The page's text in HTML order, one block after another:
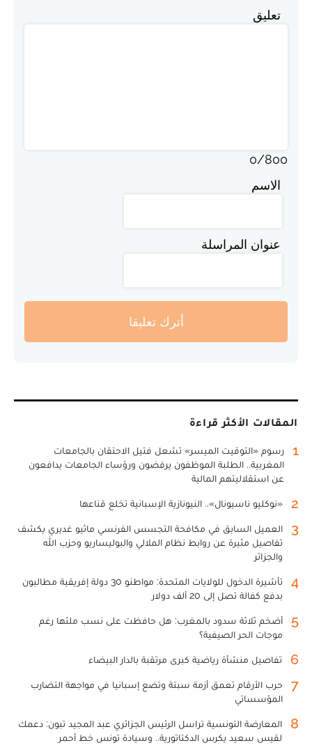
تعليق
0/800
الاسم
عنوان المراسلة
أترك تعليقا
المقالات الأكثر قراءة
1
رسوم «التوقيت الميسر» تشعل فتيل الاحتقان بالجامعات
المغربية.. الطلبة الموظفون يرفضون ورؤساء الجامعات يدافعون
عن استقلاليتهم المالية
2 «نوكليو ناسيونال».. النيونازية الإسبانية تخلع قناعها
3
العميل السابق في مكافحة التجسس الفرنسي ماثيو غديري يكشف
تفاصيل مثيرة عن روابط نظام الملالي والبوليساريو وحزب الله
والجزائر
4
تأشيرة الدخول للولايات المتحدة: مواطنو 30 دولة إفريقية مطالبون
بدفع كفالة تصل إلى 20 ألف دولار
5
أضخم ثلاثة سدود بالمغرب: هل حافظت على نسب ملئها رغم
موجات الحر الصيفية؟
6 تفاصيل منشأة رياضية كبرى مرتقبة بالدار البيضاء
7
حرب الأرقام تعمق أزمة سبتة وتضع إسبانيا في مواجهة التضارب
المؤسساتي
8
المعارضة التونسية تراسل الرئيس الجزائري عبد المجيد تبون: دعمك
لقيس سعيد يكرس الدكتاتورية.. وسيادة تونس خط أحمر